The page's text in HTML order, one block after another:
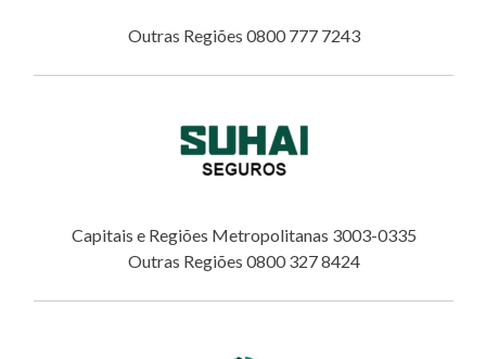
Outras Regiões 0800 777 7243
Capitais e Regiões Metropolitanas 3003-0335
Outras Regiões 0800 327 8424